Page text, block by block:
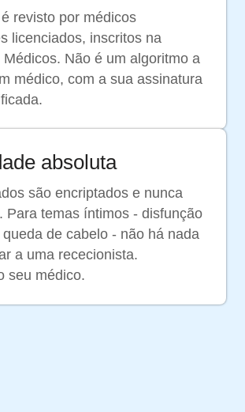
revisto por médicos
licenciados, inscritos na
Médicos. Não é um algoritmo a
médico, com a sua assinatura
absoluta
são encriptados e nunca
Para temas íntimos - disfunção
queda de cabelo - não há nada
a uma rececionista.
seu médico.